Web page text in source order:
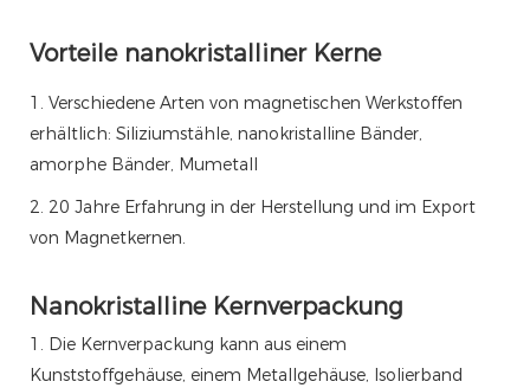
Vorteile nanokristalliner Kerne
1. Verschiedene Arten von magnetischen Werkstoffen
erhältlich: Siliziumstähle, nanokristalline Bänder,
amorphe Bänder, Mumetall
2. 20 Jahre Erfahrung in der Herstellung und im Export
von Magnetkernen.
Nanokristalline Kernverpackung
1. Die Kernverpackung kann aus einem
Kunststoffgehäuse, einem Metallgehäuse, Isolierband